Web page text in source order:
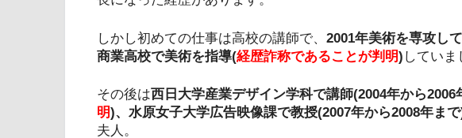
しかし初めての仕事は高校の講師で、 2001年美術を専攻し
商業高校で美術を指導(経歴詐称であることが判明) していま
その後は西日大学産業デザイン学科で講師(2004年から
明)、水原女子大学広告映像課で教授(2007年から2008年ま
夫人。